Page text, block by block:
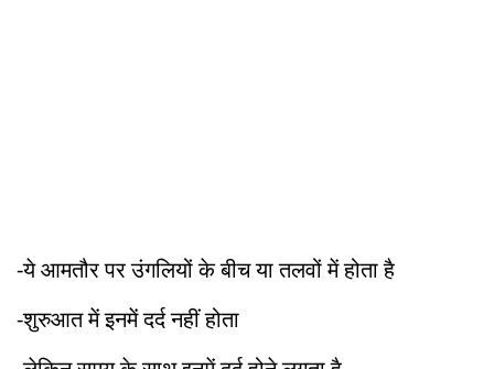
-ये आमतौर पर उंगलियों के बीच या तलवों में होता है
-शुरुआत में इनमें दर्द नहीं होता